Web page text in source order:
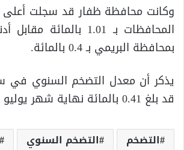
وكانت محافظة ظفار قد سجلت
المحافظات بـ 1.01
بمحافظة البريمي بـ 0.4 بالمائة.
يذكر أن معدل التضخم السنوي في
قد بلغ 0.41 بالمائة نهاية شهر يوليو الماضي.
التضخم التضخم السنوي